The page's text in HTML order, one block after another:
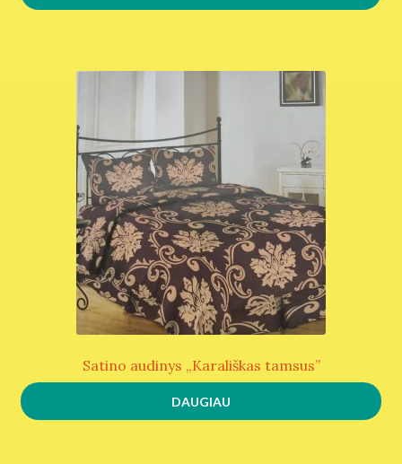
Satino audinys „Karališkas tamsus”
DAUGIAU